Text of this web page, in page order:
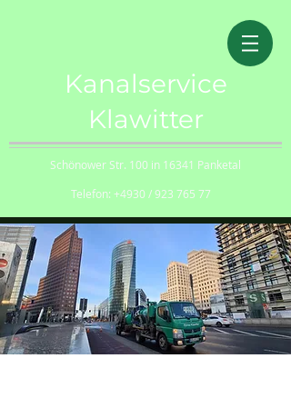
Kanalservice
Klawitter
Schönower Str. 100 in 16341 Panketal
Telefon: +4930 / 923 765 77